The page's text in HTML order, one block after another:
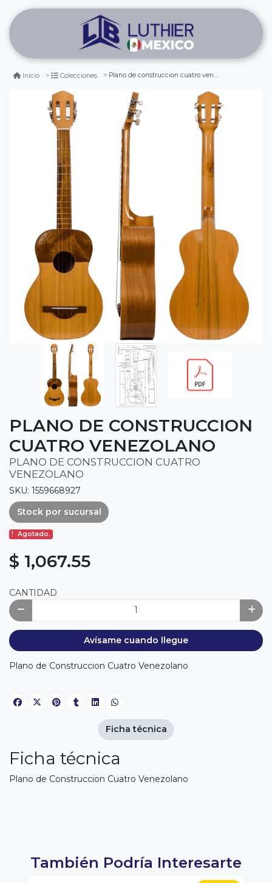
Inicio Colecciones Plano de construccion cuatro venezolano
PLANO DE CONSTRUCCION
CUATRO VENEZOLANO
PLANO DE CONSTRUCCION CUATRO
VENEZOLANO
SKU: 1559668927
Stock por sucursal
Agotado.
$ 1,067.55
CANTIDAD
Avísame cuando llegue
Plano de Construccion Cuatro Venezolano
Ficha técnica
Plano de Construccion Cuatro Venezolano
Ficha técnica
También Podría Interesarte